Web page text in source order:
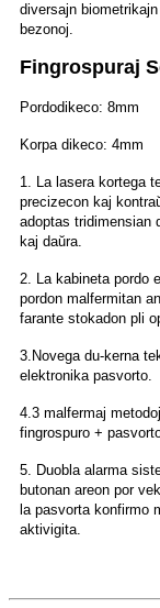
diversajn
bezonoj.
Fingrospuraj
Pordodikeco: 8mm
Korpa dikeco: 4mm
1. La lasera kortega
precizecon kaj
adoptas tridimensian
kaj daŭra.
2. La kabineta pordo
pordon malfermitan
farante stokadon pli
3.Novega du-kerna
elektronika pasvorto.
4.3 malfermaj
fingrospuro +
5. Duobla alarma
butonan areon por
la pasvorta konfirmo
aktivigita.